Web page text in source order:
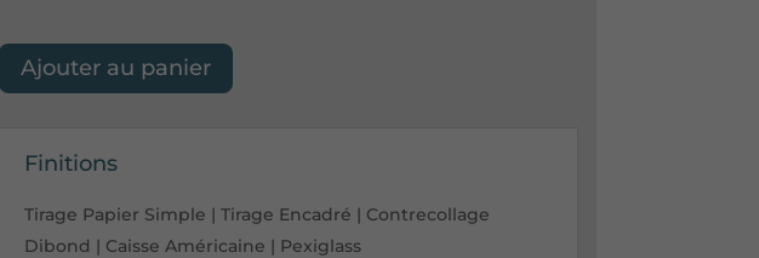
Ajouter au panier
Finitions
Tirage Papier Simple | Tirage Encadré | Contrecollage
Dibond | Caisse Américaine | Pexiglass